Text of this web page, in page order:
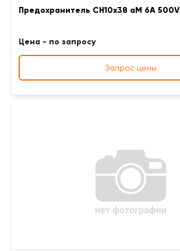
Предохранитель CH10x38 aM 6A 500V
Цена - по запросу
Запрос цены